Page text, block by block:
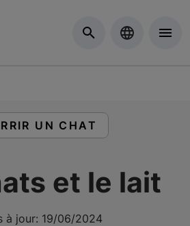
DES ARTICLES À PROPOS
UN CHAT
et le lait
à jour: 19/06/2024